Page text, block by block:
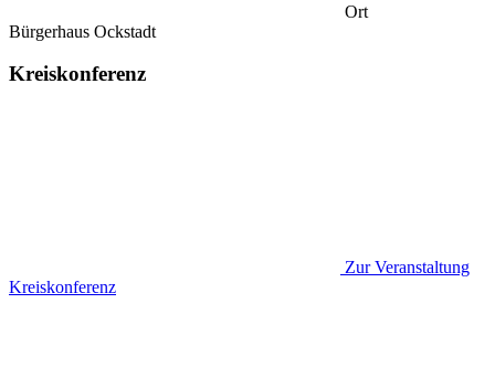
Ort
Bürgerhaus Ockstadt
Kreiskonferenz
Zur Veranstaltung
Kreiskonferenz